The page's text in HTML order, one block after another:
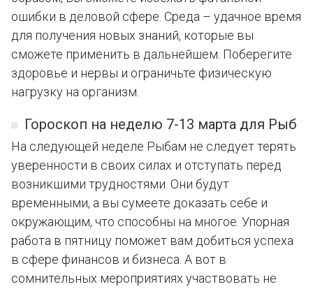
ошибки в деловой сфере. Среда – удачное время
для получения новых знаний, которые вы
сможете применить в дальнейшем. Поберегите
здоровье и нервы и ограничьте физическую
нагрузку на организм.
Гороскоп на неделю 7-13 марта для Рыб
На следующей неделе Рыбам не следует терять
уверенности в своих силах и отступать перед
возникшими трудностями. Они будут
временными, а вы сумеете доказать себе и
окружающим, что способны на многое. Упорная
работа в пятницу поможет вам добиться успеха
в сфере финансов и бизнеса. А вот в
сомнительных мероприятиях участвовать не